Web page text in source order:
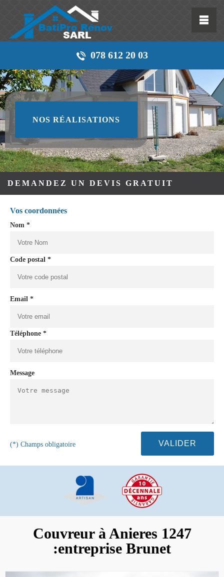
078 612 20 03
NOS RÉALISATIONS
DEMANDEZ UN DEVIS GRATUIT
Vos coordonnées
Nom *
Code postal *
Email *
Téléphone *
Message
(*) Champs obligatoire
Couvreur à Anieres 1247
:entreprise Brunet